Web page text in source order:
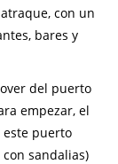
con un
bares y
del puerto
empezar, el
este puerto
sandalias)